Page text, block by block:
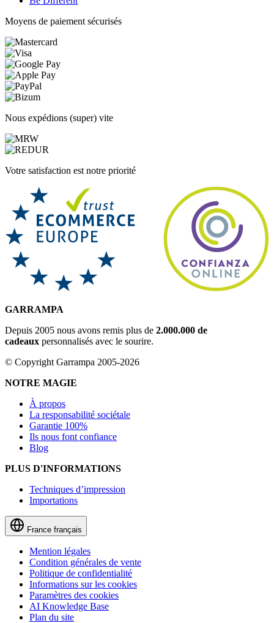
Moyens de paiement sécurisés
Nous expédions (super) vite
Votre satisfaction est notre priorité
GARRAMPA
Depuis 2005 nous avons remis plus de 2.000.000 de
cadeaux personnalisés avec le sourire.
© Copyright Garrampa 2005-2026
NOTRE MAGIE
À propos
La responsabilité sociétale
Garantie 100%
Ils nous font confiance
Blog
PLUS D'INFORMATIONS
Techniques d’impression
Importations
France français
Mention légales
Condition générales de vente
Politique de confidentialité
Informations sur les cookies
Paramètres des cookies
AI Knowledge Base
Plan du site